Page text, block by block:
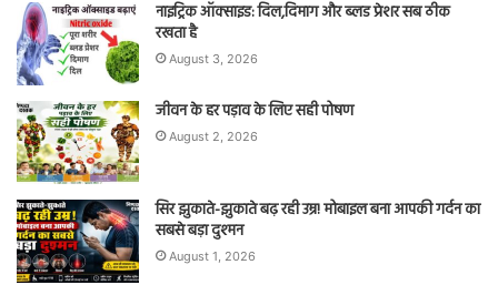
नाइट्रिक ऑक्साइड: दिल,दिमाग और ब्लड प्रेशर सब ठीक
रखता है
August 3, 2026
जीवन के हर पड़ाव के लिए सही पोषण
August 2, 2026
सिर झुकाते-झुकाते बढ़ रही उम्र! मोबाइल बना आपकी गर्दन का
सबसे बड़ा दुश्मन
August 1, 2026